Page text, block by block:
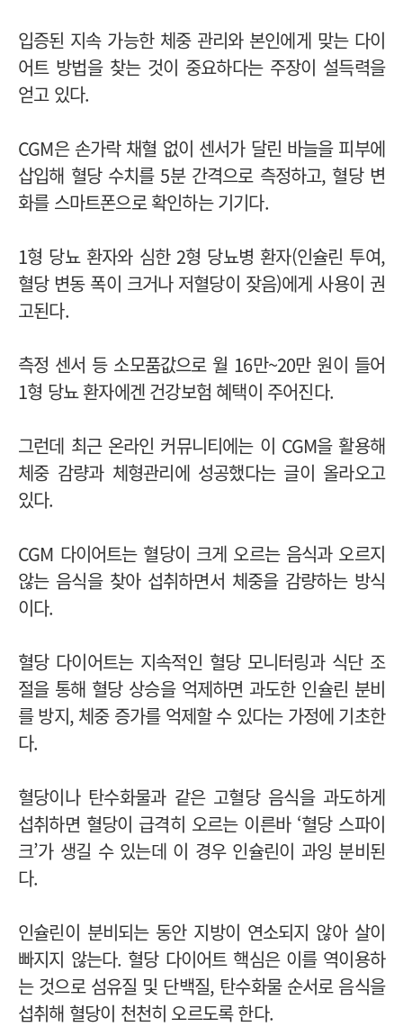
입증된 지속 가능한 체중 관리와 본인에게 맞는 다이
어트 방법을 찾는 것이 중요하다는 주장이 설득력을
얻고 있다.
CGM은 손가락 채혈 없이 센서가 달린 바늘을 피부에
삽입해 혈당 수치를 5분 간격으로 측정하고, 혈당 변
화를 스마트폰으로 확인하는 기기다.
1형 당뇨 환자와 심한 2형 당뇨병 환자(인슐린 투여,
혈당 변동 폭이 크거나 저혈당이 잦음)에게 사용이 권
고된다.
측정 센서 등 소모품값으로 월 16만~20만 원이 들어
1형 당뇨 환자에겐 건강보험 혜택이 주어진다.
그런데 최근 온라인 커뮤니티에는 이 CGM을 활용해
체중 감량과 체형관리에 성공했다는 글이 올라오고
있다.
CGM 다이어트는 혈당이 크게 오르는 음식과 오르지
않는 음식을 찾아 섭취하면서 체중을 감량하는 방식
이다.
혈당 다이어트는 지속적인 혈당 모니터링과 식단 조
절을 통해 혈당 상승을 억제하면 과도한 인슐린 분비
를 방지, 체중 증가를 억제할 수 있다는 가정에 기초한
다.
혈당이나 탄수화물과 같은 고혈당 음식을 과도하게
섭취하면 혈당이 급격히 오르는 이른바 ‘혈당 스파이
크’가 생길 수 있는데 이 경우 인슐린이 과잉 분비된
다.
인슐린이 분비되는 동안 지방이 연소되지 않아 살이
빠지지 않는다. 혈당 다이어트 핵심은 이를 역이용하
는 것으로 섬유질 및 단백질, 탄수화물 순서로 음식을
섭취해 혈당이 천천히 오르도록 한다.